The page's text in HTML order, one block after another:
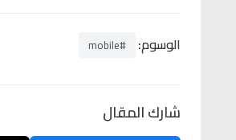
الوسوم: #mobile
شارك المقال